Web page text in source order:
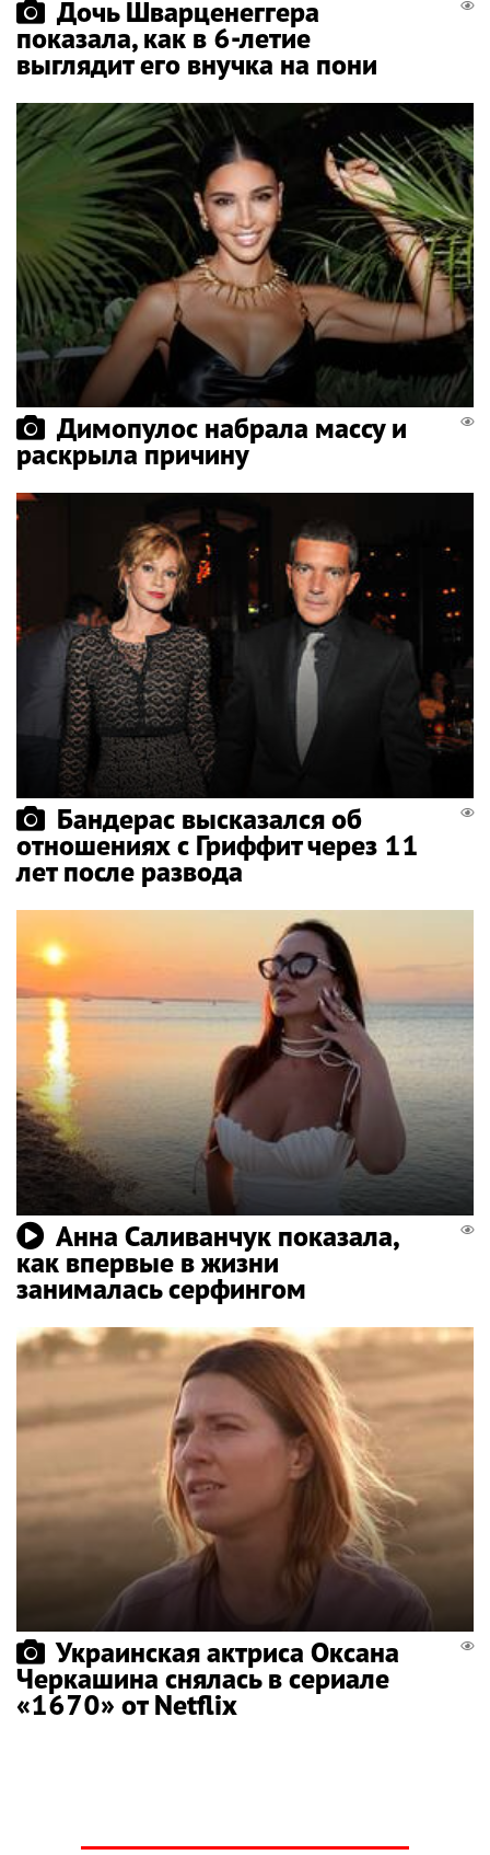
Дочь Шварценеггера
показала, как в 6-летие
выглядит его внучка на пони
Димопулос набрала массу и
раскрыла причину
Бандерас высказался об
отношениях с Гриффит через 11
лет после развода
Анна Саливанчук показала,
как впервые в жизни
занималась серфингом
Украинская актриса Оксана
Черкашина снялась в сериале
«1670» от Netflix